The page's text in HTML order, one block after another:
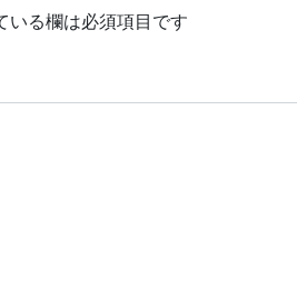
いる欄は必須項目です